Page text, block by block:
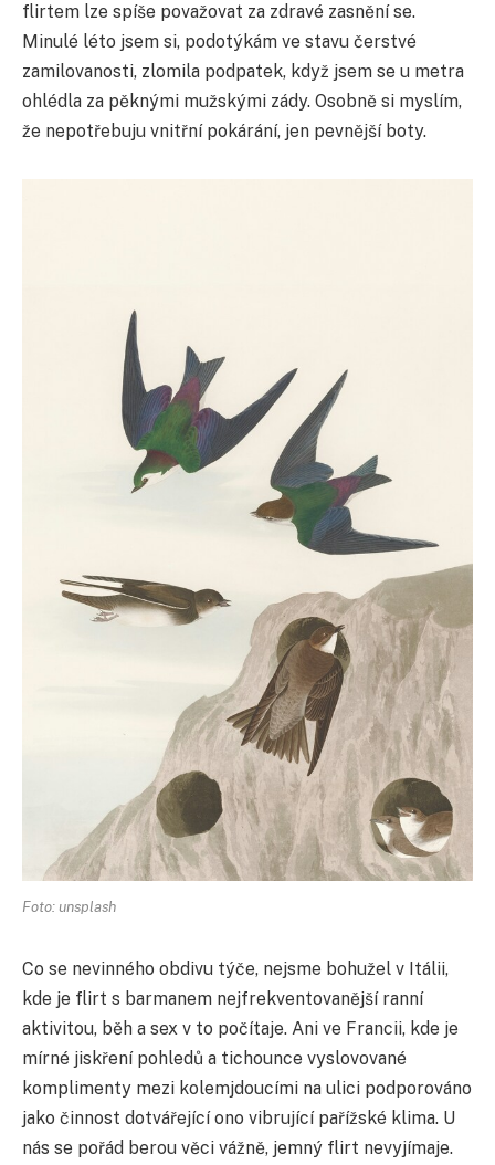
flirtem lze spíše považovat za zdravé zasnění se.
Minulé léto jsem si, podotýkám ve stavu čerstvé
zamilovanosti, zlomila podpatek, když jsem se u metra
ohlédla za pěknými mužskými zády. Osobně si myslím,
že nepotřebuju vnitřní pokárání, jen pevnější boty.
Foto: unsplash
Co se nevinného obdivu týče, nejsme bohužel v Itálii,
kde je flirt s barmanem nejfrekventovanější ranní
aktivitou, běh a sex v to počítaje. Ani ve Francii, kde je
mírné jiskření pohledů a tichounce vyslovované
komplimenty mezi kolemjdoucími na ulici podporováno
jako činnost dotvářející ono vibrující pařížské klima. U
nás se pořád berou věci vážně, jemný flirt nevyjímaje.